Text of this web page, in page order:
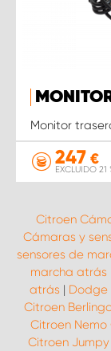
Monitor
247 €
EXCLUIDO 21
Citroen
Cámaras y
sensores de
marcha atrás
atrás | Dodge
Citroen
Citroen
Citroen